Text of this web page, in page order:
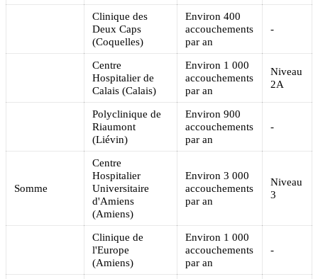
Clinique des
Deux Caps
(Coquelles)
Environ 400
accouchements
par an
-
Centre
Hospitalier de
Calais (Calais)
Environ 1 000
accouchements
par an
Niveau
2A
Polyclinique de
Riaumont
(Liévin)
Environ 900
accouchements
par an
-
Somme
Centre
Hospitalier
Universitaire
d'Amiens
(Amiens)
Environ 3 000
accouchements
par an
Niveau
3
Clinique de
l'Europe
(Amiens)
Environ 1 000
accouchements
par an
-